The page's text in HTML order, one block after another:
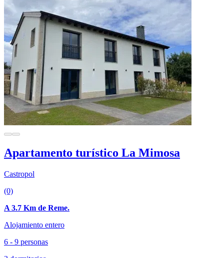
Apartamento turístico La Mimosa
Castropol
(0)
A 3.7 Km de Reme.
Alojamiento entero
6 - 9 personas